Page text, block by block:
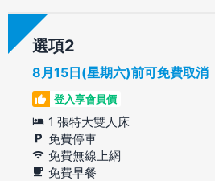
選項
8月15日(星期六)前可免費取消
登入享會員價
1 張特大雙人床
免費停車
免費無線上網
免費早餐